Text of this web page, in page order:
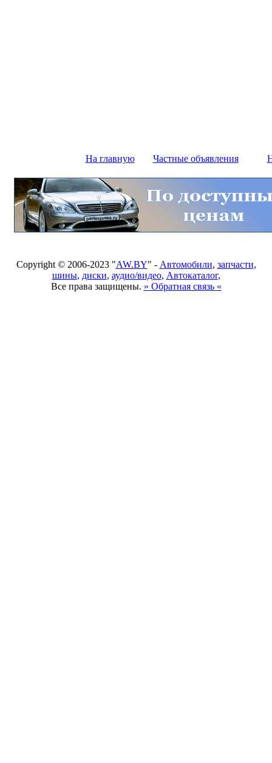
На главную Частные объявления
Copyright © 2006-2023 "AW.BY" - Автомобили, запчасти,
шины, диски, аудио/видео, Автокаталог,
Все права защищены. » Обратная связь «